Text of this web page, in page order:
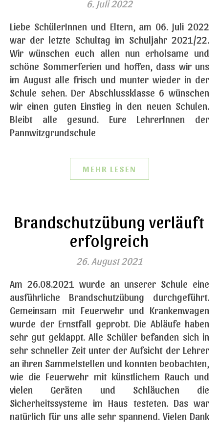
6. Juli 2022
Liebe SchülerInnen und Eltern, am 06. Juli 2022
war der letzte Schultag im Schuljahr 2021/22.
Wir wünschen euch allen nun erholsame und
schöne Sommerferien und hoffen, dass wir uns
im August alle frisch und munter wieder in der
Schule sehen. Der Abschlussklasse 6 wünschen
wir einen guten Einstieg in den neuen Schulen.
Bleibt alle gesund. Eure LehrerInnen der
Pannwitzgrundschule
MEHR LESEN
Brandschutzübung verläuft
erfolgreich
26. August 2021
Am 26.08.2021 wurde an unserer Schule eine
ausführliche Brandschutzübung durchgeführt.
Gemeinsam mit Feuerwehr und Krankenwagen
wurde der Ernstfall geprobt. Die Abläufe haben
sehr gut geklappt. Alle Schüler befanden sich in
sehr schneller Zeit unter der Aufsicht der Lehrer
an ihren Sammelstellen und konnten beobachten,
wie die Feuerwehr mit künstlichem Rauch und
vielen Geräten und Schläuchen die
Sicherheitssysteme im Haus testeten. Das war
natürlich für uns alle sehr spannend. Vielen Dank